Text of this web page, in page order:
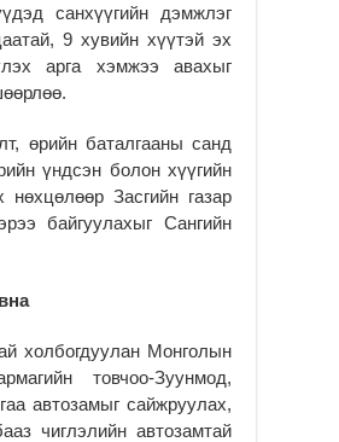
санхүүгийн дэмжлэг
9 хувийн хүүтэй эх
арга хэмжээ авахыг
өрийн баталгааны санд
үндсэн болон хүүгийн
Засгийн газар
байгуулахыг Сангийн
холбогдуулан Монголын
товчоо-Зуунмод,
автозамыг сайжруулах,
чиглэлийн автозамтай